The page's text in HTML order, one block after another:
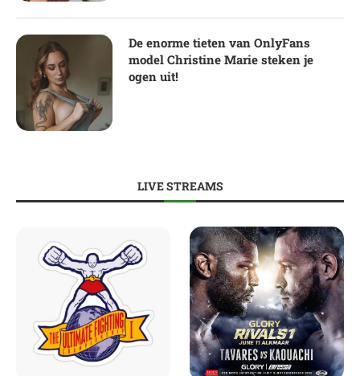
De enorme tieten van OnlyFans
model Christine Marie steken je
ogen uit!
LIVE STREAMS